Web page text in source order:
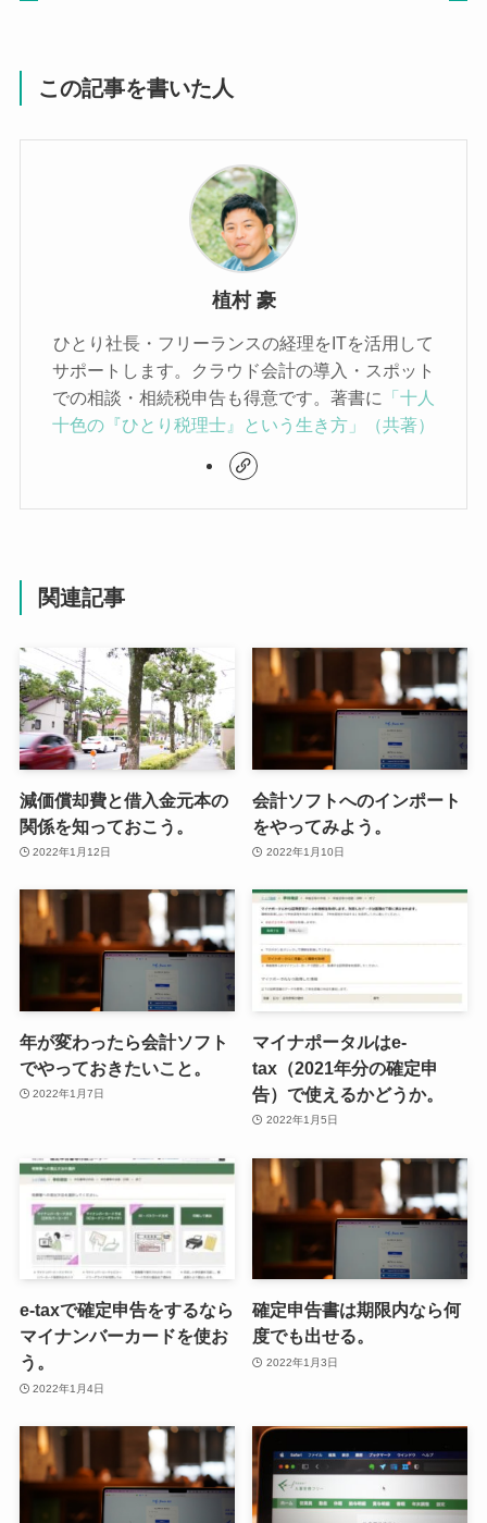
この記事を書いた人
植村 豪
ひとり社長・フリーランスの経理をITを活用して
サポートします。クラウド会計の導入・スポット
での相談・相続税申告も得意です。著書に
「十人
十色の『ひとり税理士』という生き方」（共著）
関連記事
減価償却費と借入金元本の
関係を知っておこう。
2022年1月12日
会計ソフトへのインポート
をやってみよう。
2022年1月10日
年が変わったら会計ソフト
でやっておきたいこと。
2022年1月7日
マイナポータルはe-
tax（2021年分の確定申
告）で使えるかどうか。
2022年1月5日
e-taxで確定申告をするなら
マイナンバーカードを使お
う。
2022年1月4日
確定申告書は期限内なら何
度でも出せる。
2022年1月3日